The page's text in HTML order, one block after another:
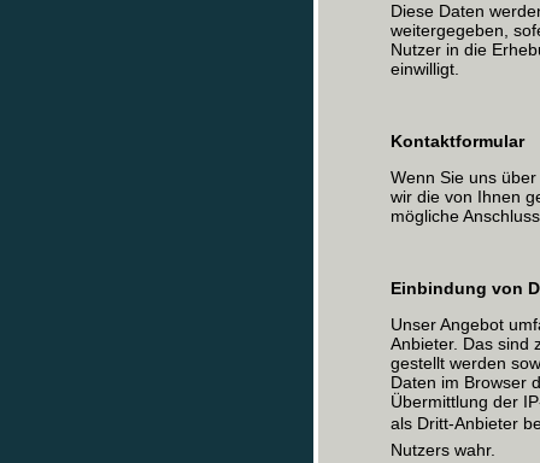
Diese Daten
weitergegeben,
Nutzer in die
einwilligt.
Kontaktformular
Wenn Sie uns
wir die von Ihnen
mögliche
Einbindung von
Unser Angebot
Anbieter. Das sind
gestellt werden
Daten im Browser
Übermittlung der
als Dritt-Anbieter
Nutzers wahr.